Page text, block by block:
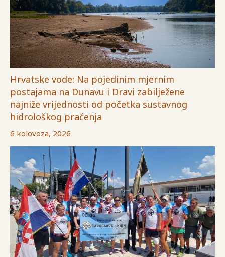
Hrvatske vode: Na pojedinim mjernim
postajama na Dunavu i Dravi zabilježene
najniže vrijednosti od početka sustavnog
hidrološkog praćenja
6 kolovoza, 2026